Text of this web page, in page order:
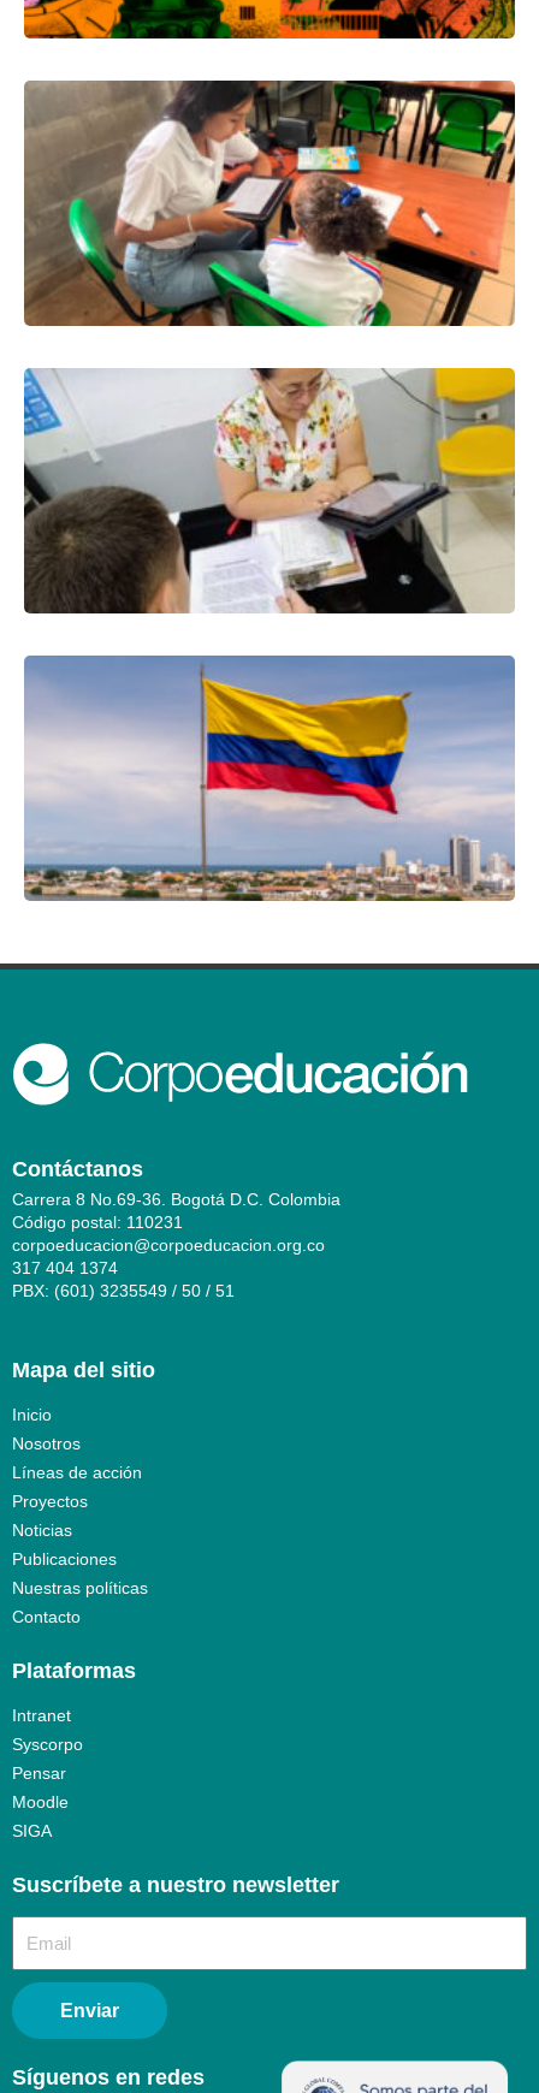
Contáctanos
Carrera 8 No.69-36. Bogotá D.C. Colombia
Código postal: 110231
corpoeducacion@corpoeducacion.org.co
317 404 1374
PBX: (601) 3235549 / 50 / 51
Mapa del sitio
Inicio
Nosotros
Líneas de acción
Proyectos
Noticias
Publicaciones
Nuestras políticas
Contacto
Plataformas
Intranet
Syscorpo
Pensar
Moodle
SIGA
Suscríbete a nuestro newsletter​
Enviar
Síguenos en redes